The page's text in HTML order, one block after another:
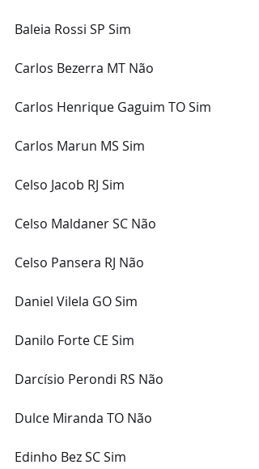
Baleia Rossi SP Sim
Carlos Bezerra MT Não
Carlos Henrique Gaguim TO Sim
Carlos Marun MS Sim
Celso Jacob RJ Sim
Celso Maldaner SC Não
Celso Pansera RJ Não
Daniel Vilela GO Sim
Danilo Forte CE Sim
Darcísio Perondi RS Não
Dulce Miranda TO Não
Edinho Bez SC Sim